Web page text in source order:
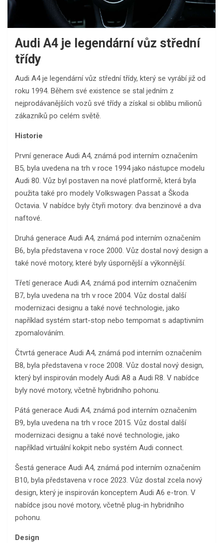
Audi A4 je legendární vůz střední
třídy
Audi A4 je legendární vůz střední třídy, který se vyrábí již od
roku 1994. Během své existence se stal jedním z
nejprodávanějších vozů své třídy a získal si oblibu milionů
zákazníků po celém světě.
Historie
První generace Audi A4, známá pod interním označením
B5, byla uvedena na trh v roce 1994 jako nástupce modelu
Audi 80. Vůz byl postaven na nové platformě, která byla
použita také pro modely Volkswagen Passat a Škoda
Octavia. V nabídce byly čtyři motory: dva benzinové a dva
naftové.
Druhá generace Audi A4, známá pod interním označením
B6, byla představena v roce 2000. Vůz dostal nový design a
také nové motory, které byly úspornější a výkonnější.
Třetí generace Audi A4, známá pod interním označením
B7, byla uvedena na trh v roce 2004. Vůz dostal další
modernizaci designu a také nové technologie, jako
například systém start-stop nebo tempomat s adaptivním
zpomalováním.
Čtvrtá generace Audi A4, známá pod interním označením
B8, byla představena v roce 2008. Vůz dostal nový design,
který byl inspirován modely Audi A8 a Audi R8. V nabídce
byly nové motory, včetně hybridního pohonu.
Pátá generace Audi A4, známá pod interním označením
B9, byla uvedena na trh v roce 2015. Vůz dostal další
modernizaci designu a také nové technologie, jako
například virtuální kokpit nebo systém Audi connect.
Šestá generace Audi A4, známá pod interním označením
B10, byla představena v roce 2023. Vůz dostal zcela nový
design, který je inspirován konceptem Audi A6 e-tron. V
nabídce jsou nové motory, včetně plug-in hybridního
pohonu.
Design